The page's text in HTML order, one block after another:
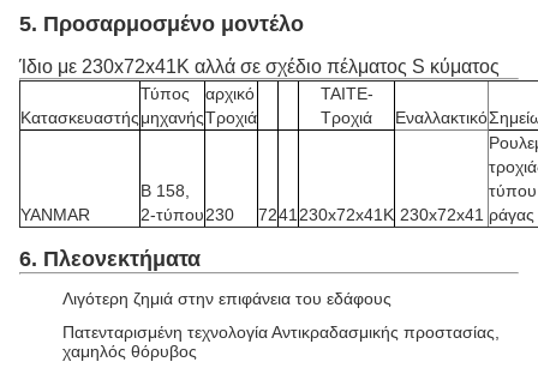
5. Προσαρμοσμένο μοντέλο
Ίδιο με 230x72x41K αλλά σε σχέδιο πέλματος S κύματος
Κατασκευαστής
Τύπος
μηχανής
αρχικό
Τροχιά
TAITE-
Τροχιά
Εναλλακτικό
YANMAR
B 158,
2-τύπου230 7241 230x72x41K 230x72x41
τύπου
ράγας
6. Πλεονεκτήματα
Λιγότερη ζημιά στην επιφάνεια του εδάφους
Πατενταρισμένη τεχνολογία Αντικραδασμικής προστασίας,
χαμηλός θόρυβος